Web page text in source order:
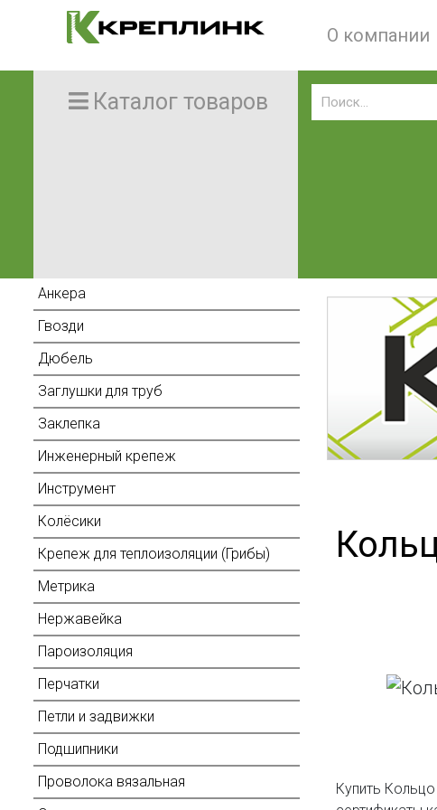
О компании
Каталог товаров
Анкера
Гвозди
Дюбель
Заглушки для труб
Заклепка
Инженерный крепеж
Инструмент
Колёсики
Крепеж для теплоизоляции (Грибы)
Метрика
Нержавейка
Пароизоляция
Перчатки
Петли и задвижки
Подшипники
Проволока вязальная
Купить